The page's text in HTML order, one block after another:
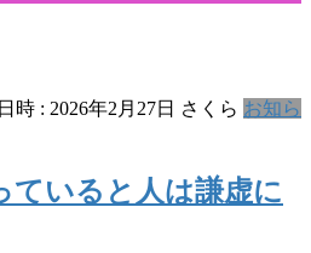
時 : 2026年2月27日 さくら お知ら
ていると人は謙虚に